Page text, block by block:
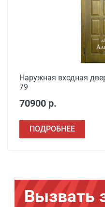
Наружная входная
79
70900 р.
ПОДРОБНЕЕ
Вызвать